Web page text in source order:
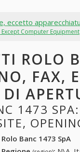
eccetto
Computer Equipment
ROLO
FAX,
1473
Rolo Banc 1473 SpA